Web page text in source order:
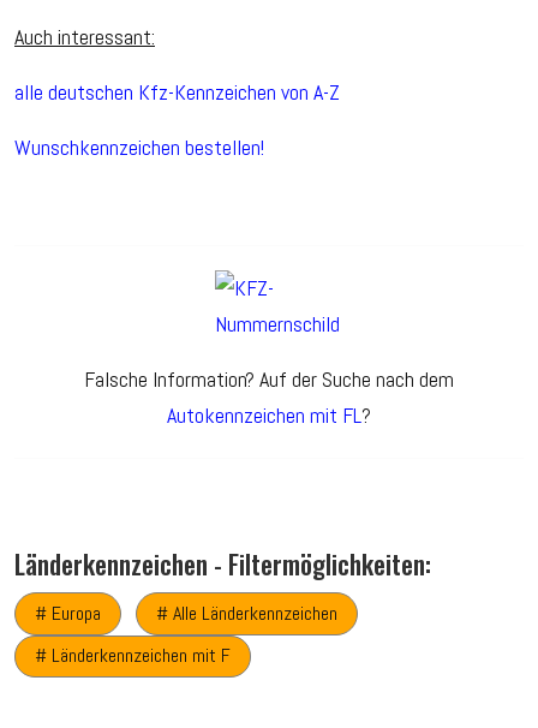
Auch interessant:
alle deutschen Kfz-Kennzeichen von A-Z
Wunschkennzeichen bestellen!
Falsche Information? Auf der Suche nach dem
Autokennzeichen mit FL?
Länderkennzeichen - Filtermöglichkeiten:
# Europa
# Alle Länderkennzeichen
# Länderkennzeichen mit F